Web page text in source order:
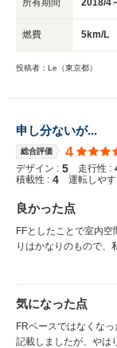
燃費 5km/L
投稿者：Le（東京都）
申し分ないが...
総合評価 4
デザイン : 5 走行性 :
積載性 : 4 運転しや
良かった点
FFとしたことで室内
りはかなりのもので、
部座席膝元で拳4個分
は、FFベースの4駆で
することもなく、安心
トレシオが8.66㎏/psな
気になった点
FRベースではなくな
記載しましたが、やは